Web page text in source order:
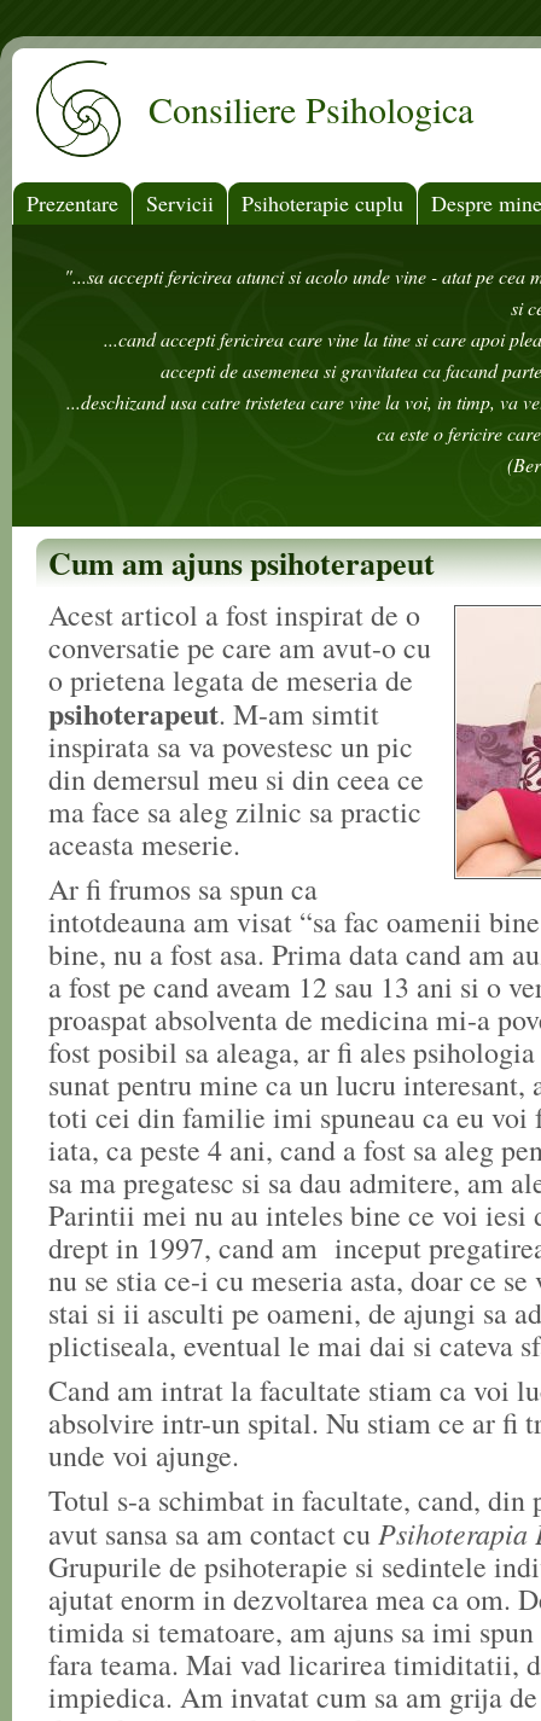
Mergi la conţinutul principal
Consiliere Psihologica
Prezentare Servicii Psihoterapie cuplu Despre mine
"...sa accepti fericirea atunci si acolo unde vine - atat pe cea
si
...cand accepti fericirea care vine la tine si care apoi
accepti de asemenea si gravitatea ca facand
...deschizand usa catre tristetea care vine la voi, in timp, va
ca este o fericire
Cum am ajuns psihoterapeut
Acest articol a fost inspirat de o
conversatie pe care am avut-o cu
o prietena legata de meseria de
psihoterapeut. M-am simtit
inspirata sa va povestesc un pic
din demersul meu si din ceea ce
ma face sa aleg zilnic sa practic
aceasta meserie.
Ar fi frumos sa spun ca
intotdeauna am visat “sa fac oamenii
bine, nu a fost asa. Prima data cand am
a fost pe cand aveam 12 sau 13 ani si o
proaspat absolventa de medicina mi-a
fost posibil sa aleaga, ar fi ales
sunat pentru mine ca un lucru interesant,
toti cei din familie imi spuneau ca eu voi
iata, ca peste 4 ani, cand a fost sa aleg
sa ma pregatesc si sa dau admitere, am
Parintii mei nu au inteles bine ce voi iesi
drept in 1997, cand am inceput
nu se stia ce-i cu meseria asta, doar ce
stai si ii asculti pe oameni, de ajungi sa
plictiseala, eventual le mai dai si cateva
Cand am intrat la facultate stiam ca voi
absolvire intr-un spital. Nu stiam ce ar fi
unde voi ajunge.
Totul s-a schimbat in facultate, cand, din
avut sansa sa am contact cu Psihoterapia
Grupurile de psihoterapie si sedintele
ajutat enorm in dezvoltarea mea ca om.
timida si tematoare, am ajuns sa imi
fara teama. Mai vad licarirea timiditatii,
impiedica. Am invatat cum sa am grija